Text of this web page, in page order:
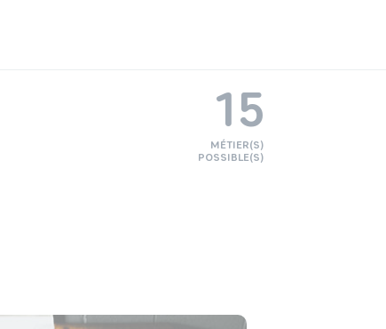
15
MÉTIER(S)
POSSIBLE(S)